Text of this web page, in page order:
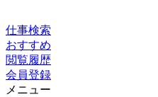
仕事検索
おすすめ
閲覧履歴
会員登録
メニュー